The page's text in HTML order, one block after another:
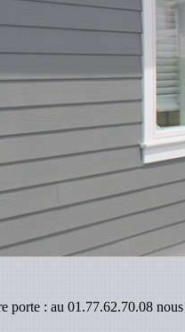
porte : au 01.77.62.70.08